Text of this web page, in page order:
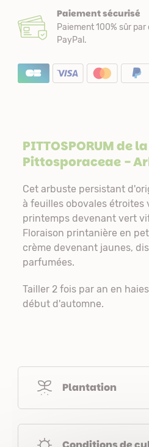
Paiement sécurisé
Paiement 100% sûr
PayPal.
PITTOSPORUM de
Pittosporaceae-
Cet arbuste persistant
à feuilles obovales étroites
printemps devenant vert
Floraison printanière en
crème devenant jaunes,
parfumées.
Tailler 2 fois par an en
début d'automne.
Plantation